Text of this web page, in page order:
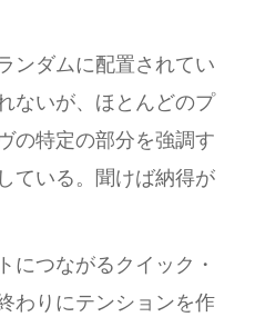
ンダムに配置されてい
ないが、ほとんどのプ
の特定の部分を強調す
ている。聞けば納得が
につながるクイック・
わりにテンションを作